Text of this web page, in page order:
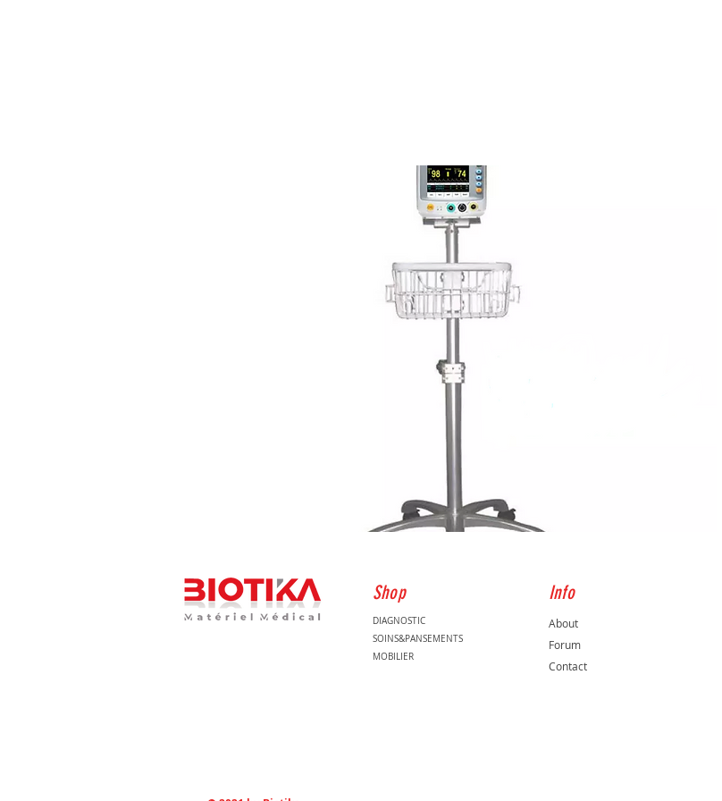
Shop
DIAGNOSTIC
SOINS&PANSEMENTS
MOBILIER
Info
About
Forum
Contact